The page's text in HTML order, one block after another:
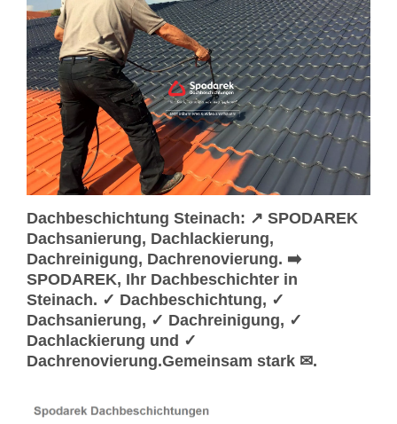
Dachbeschichtung Steinach: ↗️ SPODAREK
Dachsanierung, Dachlackierung,
Dachreinigung, Dachrenovierung. ➡️
SPODAREK, Ihr Dachbeschichter in
Steinach. ✓ Dachbeschichtung, ✓
Dachsanierung, ✓ Dachreinigung, ✓
Dachlackierung und ✓
Dachrenovierung.Gemeinsam stark ✉.